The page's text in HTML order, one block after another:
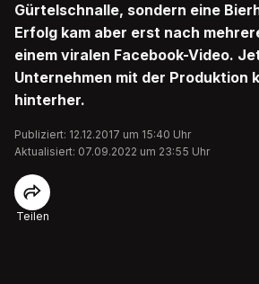
Gürtelschnalle, sondern eine
Erfolg kam aber erst nach
einem viralen Facebook-Video.
Unternehmen mit der Produktion
hinterher.
Publiziert: 12.12.2017 um 15:40 Uhr
Aktualisiert: 07.09.2022 um 23:55 Uhr
Teilen